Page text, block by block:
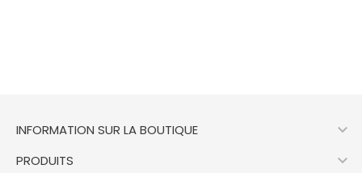
INFORMATION SUR LA BOUTIQUE 
PRODUITS 